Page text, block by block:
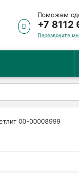
Поможем
+7 8112
Перезвоните
00-00008999